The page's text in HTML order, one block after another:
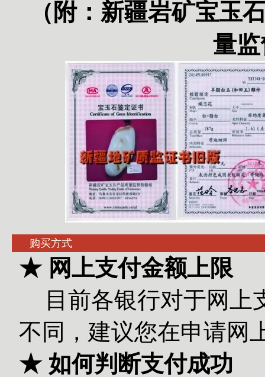
（附： 新疆岩矿宝玉
量
购买方式
★ 网上支付金额上限
目前各银行对于网
不同，建议您在申请网
★ 如何判断支付成功